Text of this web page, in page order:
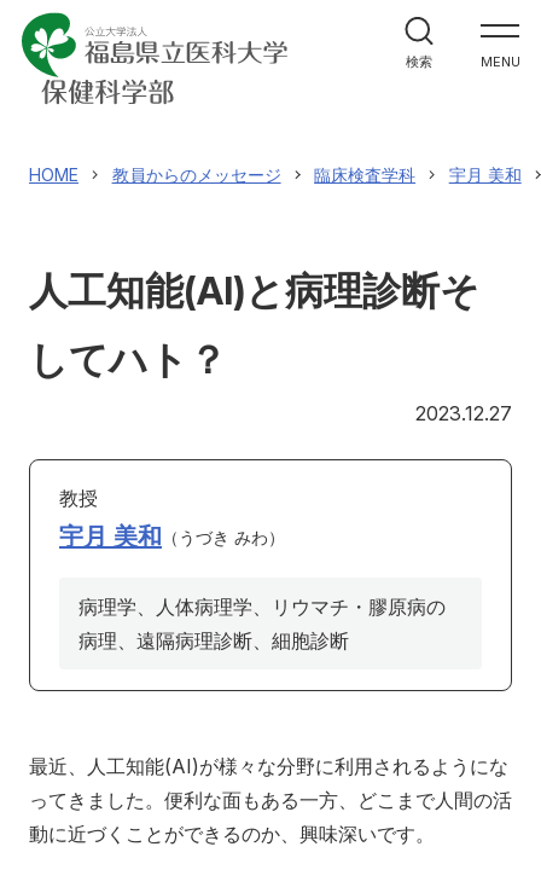
MENU
学部案内
学科紹介
大学院案内
教員メッセージ
施設紹介
入試情報
対象者別
入学希望の方へ 在学生の方へ
卒業生の方へ 教職員の方へ
検索
HOME 教員からのメッセージ 臨床検査学科 宇月 美和
人工知能(AI)と病理診断そ
してハト？
2023.12.27
教授
宇月 美和 うづき みわ
病理学、人体病理学、リウマチ・膠原病の
病理、遠隔病理診断、細胞診断
最近、人工知能(AI)が様々な分野に利用されるようにな
ってきました。便利な面もある一方、どこまで人間の活
動に近づくことができるのか、興味深いです。